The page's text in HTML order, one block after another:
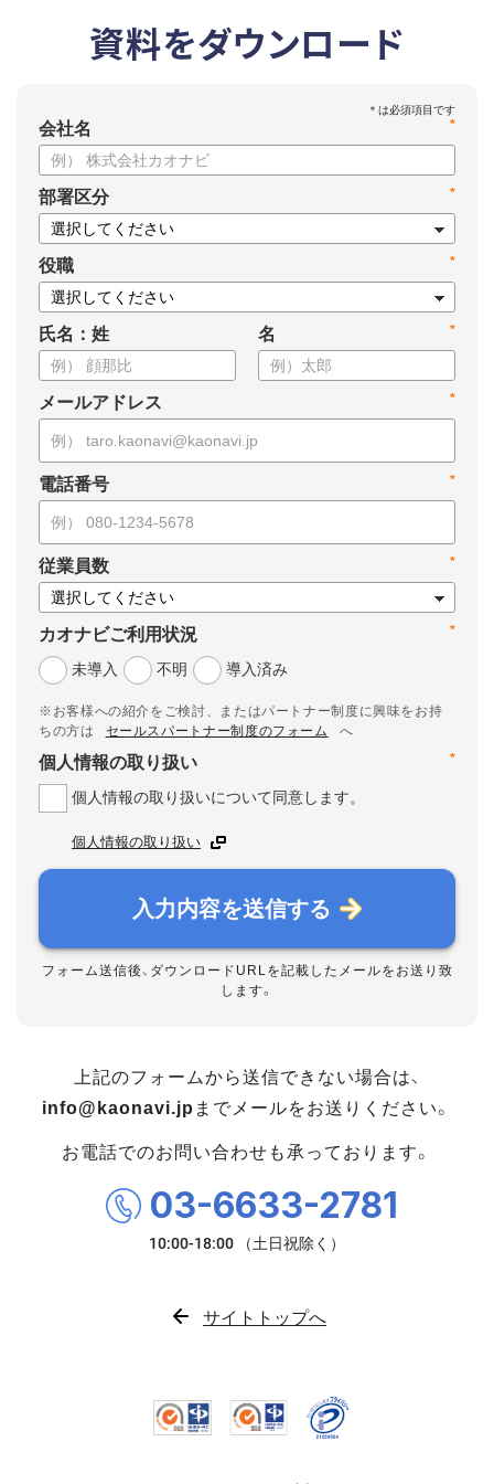
資料をダウンロード
*
会社名
*
部署区分
*
役職
氏名：姓 *
名
*
メールアドレス
*
電話番号
*
従業員数
*
カオナビご利用状況
未導入
不明 導入済み
※お客様への紹介をご検討、またはパートナー制度に興味をお持
ちの方は
セールスパートナー制度のフォーム
へ
*
個人情報の取り扱い
個人情報の取り扱いについて同意します。
個人情報の取り扱い
入力内容を送信する
フォーム送信後、ダウンロードURLを記載したメールをお送り致
します。
上記のフォームから送信できない場合は、
info@kaonavi.jp までメールをお送りください。
お電話でのお問い合わせも承っております。
03-6633-2781
サイトトップへ